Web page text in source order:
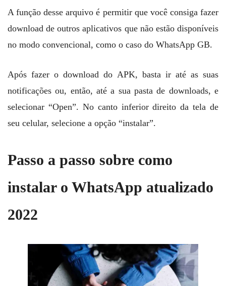
A função desse arquivo é permitir que você consiga fazer
download de outros aplicativos que não estão disponíveis
no modo convencional, como o caso do WhatsApp GB.
Após fazer o download do APK, basta ir até as suas
notificações ou, então, até a sua pasta de downloads, e
selecionar “Open”. No canto inferior direito da tela de
seu celular, selecione a opção “instalar”.
Passo a passo sobre como
instalar o WhatsApp atualizado
2022